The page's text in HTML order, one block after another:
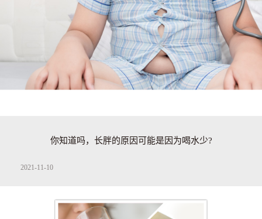
你知道吗，长胖的原因可能是因为喝水少?
2021-11-10